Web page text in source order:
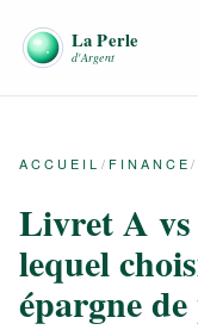
ACCUEIL / FINANCE/
Livret A vs
lequel
épargne